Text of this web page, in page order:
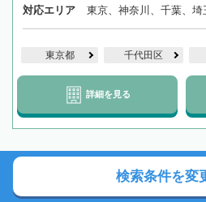
対応エリア 東京、神奈川、千葉、
東京都 千代田区
詳細を見る
長崎 壱岐市所在・近隣の弁護
検索条件を変